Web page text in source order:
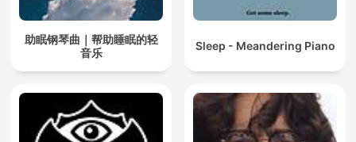
助眠钢琴曲｜帮助睡眠的轻
音乐
Sleep - Meandering Piano